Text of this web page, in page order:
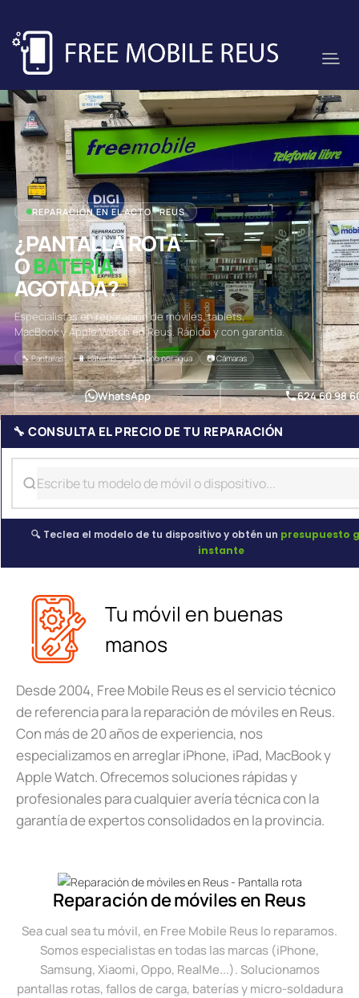
REPARACIÓN EN EL ACTO · REUS
¿PANTALLA ROTA
OBATERÍA
AGOTADA?
Especialistas en reparación de móviles, tablets,
MacBook y Apple Watch en Reus. Rápido y con garantía.
🔧 Pantallas 🔋 Baterías 💧 Daño por agua 📷 Cámaras
WhatsApp 624 60 98
🔧 CONSULTA EL PRECIO DE TU REPARACIÓN
🔍 Teclea el modelo de tu dispositivo y obtén un presupuesto
instante
Tu móvil en buenas
manos
Desde 2004, Free Mobile Reus es el servicio técnico
de referencia para la reparación de móviles en Reus.
Con más de 20 años de experiencia, nos
especializamos en arreglar iPhone, iPad, MacBook y
Apple Watch. Ofrecemos soluciones rápidas y
profesionales para cualquier avería técnica con la
garantía de expertos consolidados en la provincia.
Reparación de móviles en Reus
Sea cual sea tu móvil, en Free Mobile Reus lo reparamos.
Somos especialistas en todas las marcas (iPhone,
Samsung, Xiaomi, Oppo, RealMe...). Solucionamos
pantallas rotas, fallos de carga, baterías y micro-soldadura